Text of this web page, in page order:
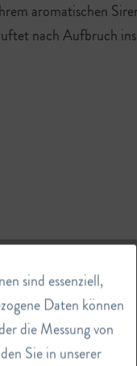
aromatischen
nach Aufbruch
Aktiv
Inaktiv
sind essenziell,
Daten können
die Messung von
Sie in unserer